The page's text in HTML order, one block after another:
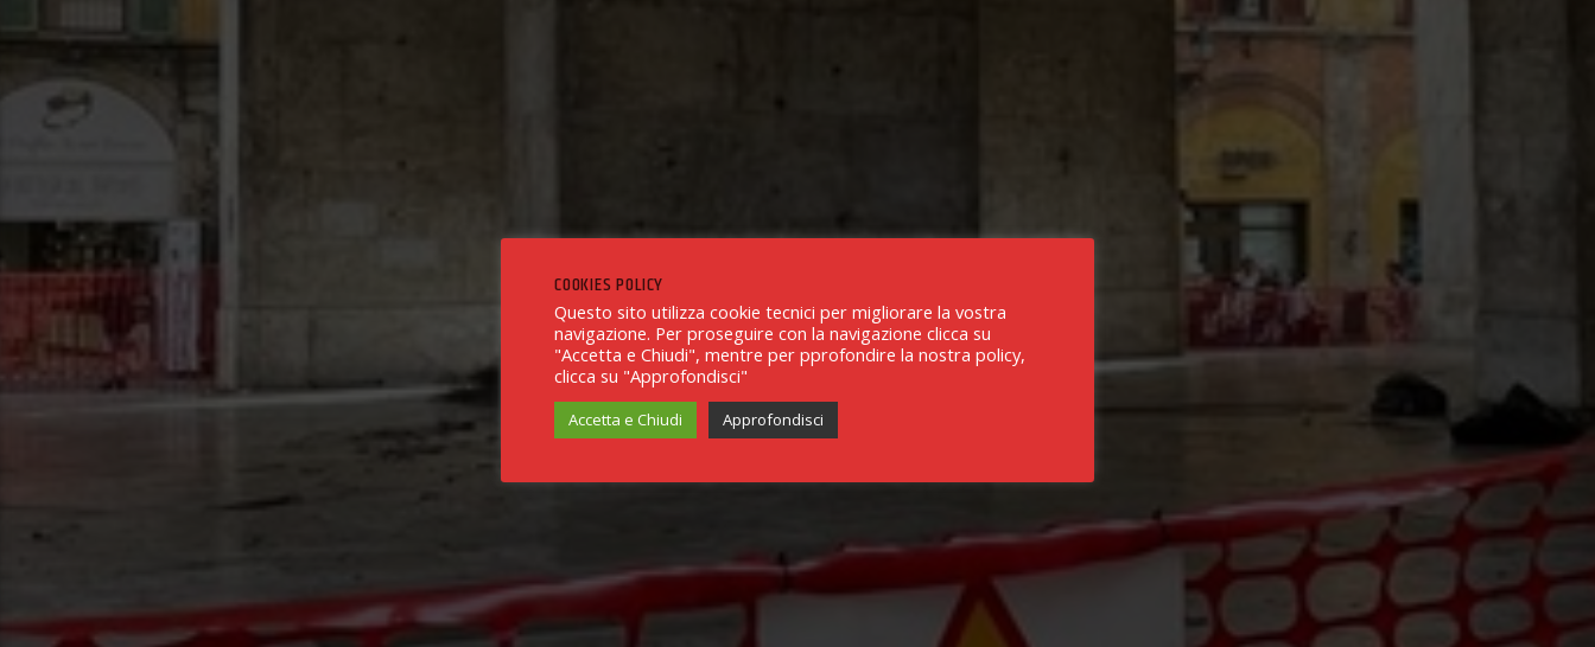
COOKIES POLICY
Questo sito utilizza cookie tecnici per migliorare la vostra
navigazione. Per proseguire con la navigazione clicca su
"Accetta e Chiudi", mentre per pprofondire la nostra policy,
clicca su "Approfondisci"
Accetta e Chiudi Approfondisci